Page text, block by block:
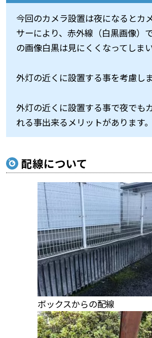
今回のカメラ設置は夜になるとカ
サーにより、赤外線（白黒画像）
の画像白黒は見にくくなってしまい
外灯の近くに設置する事を考慮しま
外灯の近くに設置する事で夜でも
れる事出来るメリットがあります。
配線について
ボックスからの配線